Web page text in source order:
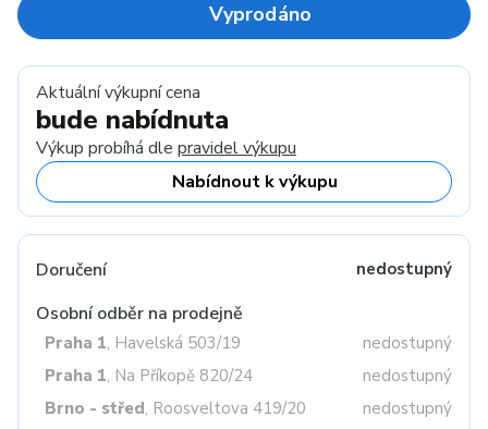
Vyprodáno
Aktuální výkupní cena
bude nabídnuta
Výkup probíhá dle pravidel výkupu
Nabídnout k výkupu
Doručení nedostupný
Osobní odběr na prodejně
Praha 1, Havelská 503/19
nedostupný
Praha 1, Na Příkopě 820/24
nedostupný
Brno - střed, Roosveltova 419/20
nedostupný